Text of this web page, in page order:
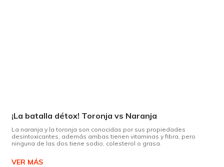
¡La batalla détox! Toronja vs Naranja
La naranja y la toronja son conocidas por sus propiedades
desintoxicantes, además ambas tienen vitaminas y fibra, pero
ninguna de las dos tiene sodio, colesterol o grasa.
VER MÁS